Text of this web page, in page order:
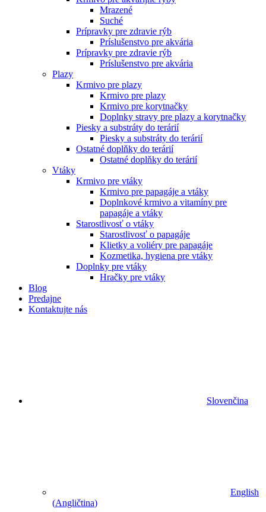
Mrazené
Suché
Prípravky pre zdravie rýb
Príslušenstvo pre akvária
Prípravky pre zdravie rýb
Príslušenstvo pre akvária
Plazy
Krmivo pre plazy
Krmivo pre plazy
Krmivo pre korytnačky
Doplnky stravy pre plazy a korytnačky
Piesky a substráty do terárií
Piesky a substráty do terárií
Ostatné doplňky do terárií
Ostatné doplňky do terárií
Vtáky
Krmivo pre vtáky
Krmivo pre papagáje a vtáky
Doplnkové krmivo a vitamíny pre
papagáje a vtáky
Starostlivosť o vtáky
Starostlivosť o papagáje
Klietky a voliéry pre papagáje
Kozmetika, hygiena pre vtáky
Doplnky pre vtáky
Hračky pre vtáky
Blog
Predajne
Kontaktujte nás
Slovenčina
English
(Angličtina)